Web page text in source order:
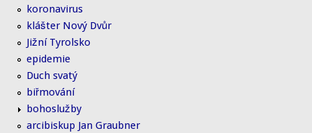
koronavirus
klášter Nový Dvůr
Jižní Tyrolsko
epidemie
Duch svatý
biřmování
bohoslužby
arcibiskup Jan Graubner